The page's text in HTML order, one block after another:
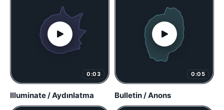
0:03
Illuminate / Aydınlatma
0:05
Bulletin / Anons